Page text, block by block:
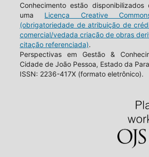
Conhecimento estão
uma Licença Creative
(obrigatoriedade de atribuição de
comercial/vedada criação de obras
citação referenciada).
Perspectivas em Gestão &
Cidade de João Pessoa, Estado da
ISSN: 2236-417X (formato eletrônico).